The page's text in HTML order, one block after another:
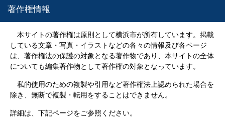
著作権情報
本サイトの著作権は原則として横浜市が所有しています。掲載
している文章・写真・イラストなどの各々の情報及び各ページ
は、著作権法の保護の対象となる著作物であり、本サイトの全体
についても編集著作物として著作権の対象となっています。
私的使用のための複製や引用など著作権法上認められた場合を
除き、無断で複製・転用をすることはできません。
詳細は、下記ページをご参照ください。